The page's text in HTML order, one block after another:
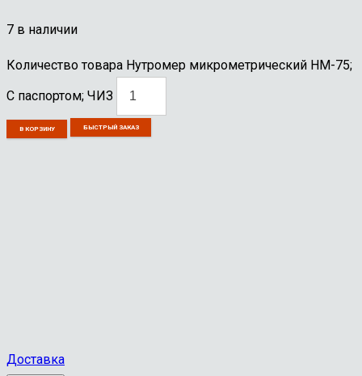
7 в наличии
Количество товара Нутромер микрометрический НМ-75;
С паспортом; ЧИЗ
В КОРЗИНУ БЫСТРЫЙ ЗАКАЗ
Доставка